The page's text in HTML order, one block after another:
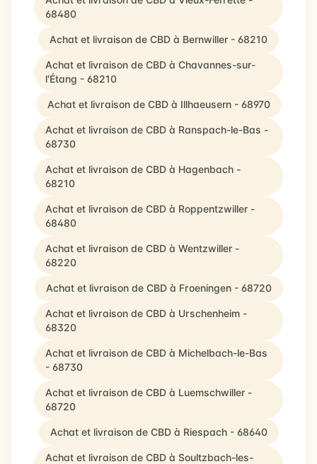
68480
Achat et livraison de CBD à Bernwiller - 68210
Achat et livraison de CBD à Chavannes-sur-
l'Étang - 68210
Achat et livraison de CBD à Illhaeusern - 68970
Achat et livraison de CBD à Ranspach-le-Bas -
68730
Achat et livraison de CBD à Hagenbach -
68210
Achat et livraison de CBD à Roppentzwiller -
68480
Achat et livraison de CBD à Wentzwiller -
68220
Achat et livraison de CBD à Froeningen - 68720
Achat et livraison de CBD à Urschenheim -
68320
Achat et livraison de CBD à Michelbach-le-Bas
- 68730
Achat et livraison de CBD à Luemschwiller -
68720
Achat et livraison de CBD à Riespach - 68640
Achat et livraison de CBD à Soultzbach-les-